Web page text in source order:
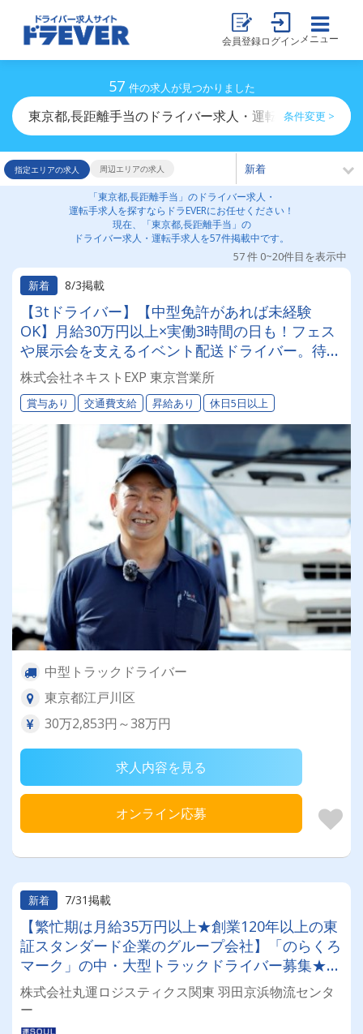
会員登録ログイン メニュー
57 件の求人が見つかりました
東京都,長距離手当のドライバー求人・運転手求人一覧
条件変更 >
指定エリアの求人 周辺エリアの求人
「東京都,長距離手当」のドライバー求人・
運転手求人を探すならドラEVERにお任せください！
現在、「東京都,長距離手当」の
ドライバー求人・運転手求人を57件掲載中です。
57 件 0~20件目を表示中
新着
8/3掲載
【3tドライバー】【中型免許があれば未経験
OK】月給30万円以上×実働3時間の日も！フェス
や展示会を支えるイベント配送ドライバー。待機
メインで手積みなし、人間関係のストレスもゼ
ロ。あなたらしく効率よく稼げるレアな環境で
す！
株式会社ネキストEXP 東京営業所
賞与あり 交通費支給 昇給あり 休日5日以上
中型トラックドライバー
東京都江戸川区
30万2,853円～38万円
求人内容を見る
オンライン応募
新着 7/31掲載
【繁忙期は月給35万円以上★創業120年以上の東
証スタンダード企業のグループ会社】「のらくろ
マーク」の中・大型トラックドライバー募集★勤
務時間は朝8～17時まで！安心の正社員雇用
★【経験者求む！未経験応相談！20～50代活躍
中！賞与年2回】
株式会社丸運ロジスティクス関東 羽田京浜物流センタ
ー